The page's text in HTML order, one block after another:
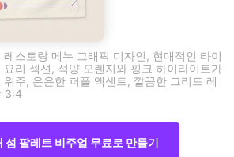
스토랑 메뉴 그래픽 디자인, 현대적인 타이
요리 섹션, 석양 오렌지와 핑크 하이라이트가
주, 은은한 퍼플 액센트, 깔끔한 그리드 레
3:4
섬 팔레트 비주얼 무료로 만들기